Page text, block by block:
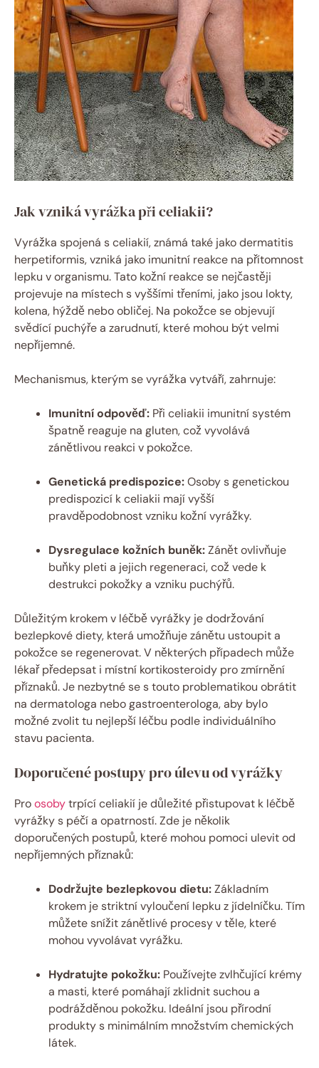
Jak vzniká vyrážka při celiakii?
Vyrážka spojená s celiakií, známá ⁢také jako dermatitis
herpetiformis, vzniká jako ⁣imunitní reakce na přítomnost
lepku v organismu. Tato kožní reakce se nejčastěji
projevuje na místech s vyššími třeními, jako jsou lokty,
kolena, hýždě‌ nebo ‌obličej. Na pokožce se objevují
svědící ‌puchýře a zarudnutí,‌ které mohou být velmi‍
nepříjemné.
Mechanismus, kterým se vyrážka‍ vytváří, zahrnuje:
Imunitní odpověď: Při celiakii imunitní systém
špatně‍ reaguje na ⁤gluten, což vyvolává
zánětlivou reakci v⁤ pokožce.
Genetická​ predispozice:Osoby⁢ s genetickou
predispozicí k celiakii mají vyšší
pravděpodobnost vzniku kožní ⁢vyrážky.
Dysregulace kožních buněk:Zánět ovlivňuje
buňky pleti a jejich regeneraci, což vede k
destrukci pokožky a‍ vzniku​ puchýřů.
Důležitým krokem v léčbě vyrážky ‍je dodržování⁤
bezlepkové diety, která ⁤umožňuje ​zánětu ustoupit a
pokožce se regenerovat. V některých případech může
⁣lékař předepsat i místní kortikosteroidy pro zmírnění
příznaků.‍ Je nezbytné se s touto‌ problematikou obrátit
na dermatologa nebo gastroenterologa, ‍aby bylo
možné​ zvolit tu nejlepší léčbu ‌podle individuálního
stavu pacienta.
Doporučené postupy pro úlevu od vyrážky
Proosoby⁣ trpící celiakií je důležité přistupovat k⁣ léčbě
vyrážky s péčí ⁣a opatrností. Zde je několik
doporučených postupů, které mohou⁣ pomoci ulevit od
‌nepříjemných příznaků:
Dodržujte⁣ bezlepkovou ⁣dietu:Základním
krokem ⁣je striktní vyloučení lepku ⁣z jídelníčku. ⁣Tím
můžete snížit zánětlivé procesy⁤ v těle, které
⁤mohou vyvolávat vyrážku.
Hydratujte pokožku: Používejte zvlhčující krémy
a ⁢masti,⁣ které pomáhají‍ zklidnit suchou a
podrážděnou pokožku. Ideální jsou přírodní
produkty s ​minimálním množstvím ⁤chemických
⁤látek.